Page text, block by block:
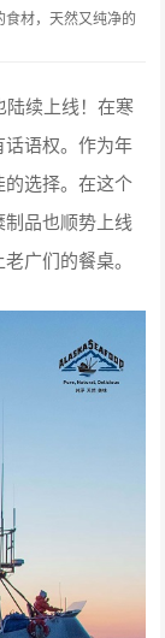
材，天然又纯净的
续上线！在寒
语权。作为年
选择。在这个
品也顺势上线
广们的餐桌。